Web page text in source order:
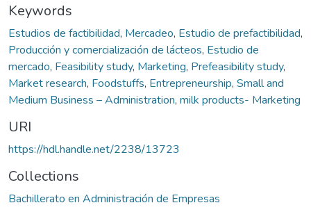
Keywords
Estudios de factibilidad, Mercadeo, Estudio de prefactibilidad,
Producción y comercialización de lácteos, Estudio de
mercado, Feasibility study, Marketing, Prefeasibility study,
Market research, Foodstuffs, Entrepreneurship, Small and
Medium Business – Administration, milk products- Marketing
URI
https://hdl.handle.net/2238/13723
Collections
Bachillerato en Administración de Empresas